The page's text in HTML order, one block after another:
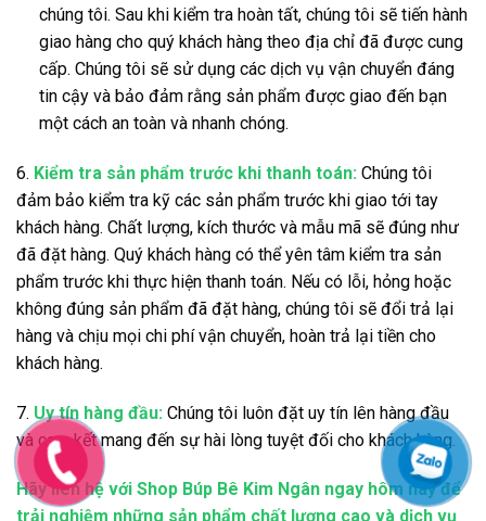
chúng tôi. Sau khi kiểm tra hoàn tất, chúng tôi sẽ tiến hành
giao hàng cho quý khách hàng theo địa chỉ đã được cung
cấp. Chúng tôi sẽ sử dụng các dịch vụ vận chuyển đáng
tin cậy và bảo đảm rằng sản phẩm được giao đến bạn
một cách an toàn và nhanh chóng.
6. Kiểm tra sản phẩm trước khi thanh toán: Chúng tôi
đảm bảo kiểm tra kỹ các sản phẩm trước khi giao tới tay
khách hàng. Chất lượng, kích thước và mẫu mã sẽ đúng như
đã đặt hàng. Quý khách hàng có thể yên tâm kiểm tra sản
phẩm trước khi thực hiện thanh toán. Nếu có lỗi, hỏng hoặc
không đúng sản phẩm đã đặt hàng, chúng tôi sẽ đổi trả lại
hàng và chịu mọi chi phí vận chuyển, hoàn trả lại tiền cho
khách hàng.
7. Uy tín hàng đầu: Chúng tôi luôn đặt uy tín lên hàng đầu
và cam kết mang đến sự hài lòng tuyệt đối cho khách hàng.
Hãy liên hệ với Shop Búp Bê Kim Ngân ngay hôm nay để
trải nghiệm những sản phẩm chất lượng cao và dịch vụ